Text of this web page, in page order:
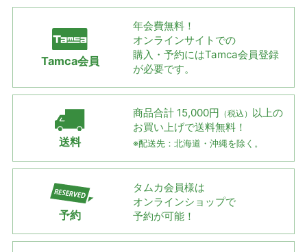
Tamca会員
年会費無料！
オンラインサイトでの
購入・予約にはTamca会員登録
が必要です。
送料
商品合計 15,000円 （税込） 以上の
お買い上げで送料無料！
※配送先：北海道・沖縄を除く。
予約
タムカ会員様は
オンラインショップで
予約が可能！